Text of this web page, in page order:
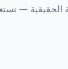
الحقيقية —